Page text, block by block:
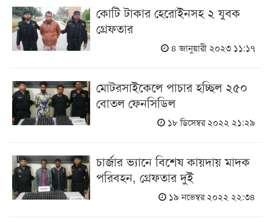
কোটি টাকার হেরোইনসহ ২ যুবক
গ্রেফতার
৪ জানুয়ারী ২০২৩ ১১:১৭
মোটরসাইকেলে পাচার হচ্ছিল ২৫০
বোতল ফেনসিডিল
১৮ ডিসেম্বর ২০২২ ২১:২৯
চার্জার ভ্যানে বিশেষ কায়দায় মাদক
পরিবহন, গ্রেফতার দুই
১৯ নভেম্বর ২০২২ ২২:৩৪